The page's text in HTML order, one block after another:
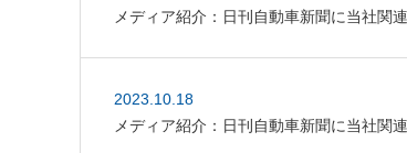
メディア紹介：日刊自動車新聞に当社関
2023.10.18
メディア紹介：日刊自動車新聞に当社関